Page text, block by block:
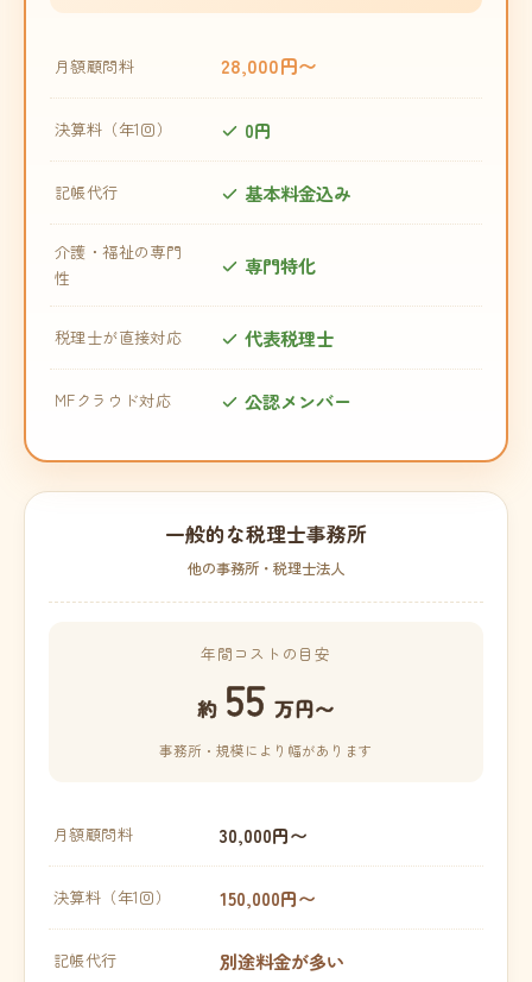
月額顧問料 28,000円〜
決算料（年1回） 0円
記帳代行 基本料金込み
介護・福祉の専門
性
専門特化
税理士が直接対応 代表税理士
MFクラウド対応 公認メンバー
一般的な税理士事務所
他の事務所・税理士法人
年間コストの目安
約 55 万円〜
事務所・規模により幅があります
月額顧問料 30,000円〜
決算料（年1回） 150,000円〜
記帳代行 別途料金が多い